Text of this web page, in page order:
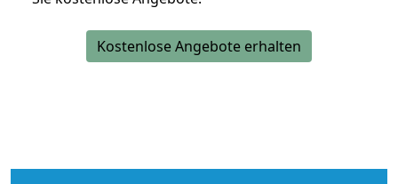
Kostenlose Angebote erhalten